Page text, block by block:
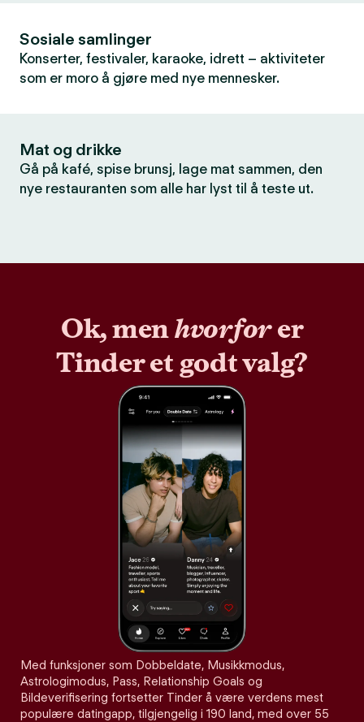
Sosiale samlinger
Konserter, festivaler, karaoke, idrett – aktiviteter
som er moro å gjøre med nye mennesker.
Mat og drikke
Gå på kafé, spise brunsj, lage mat sammen, den
nye restauranten som alle har lyst til å teste ut.
Ok, menhvorforer
Tinder et godt valg?
Med funksjoner som Dobbeldate, Musikkmodus,
Astrologimodus, Pass, Relationship Goals og
Bildeverifisering fortsetter Tinder å være verdens mest
populære datingapp, tilgjengelig i 190 land, med over 55